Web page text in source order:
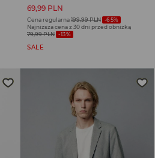
69,99 PLN
Cena regularna199,99 PLN -65%
Najniższa cena z 30 dni przed obniżką
79,99 PLN -13%
SALE